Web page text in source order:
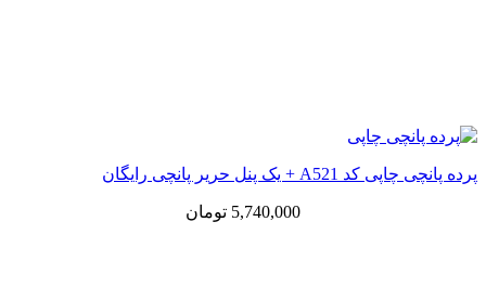
پرده پانچی چاپی کد A521 + یک پنل حریر پانچی رایگان
5,740,000 تومان